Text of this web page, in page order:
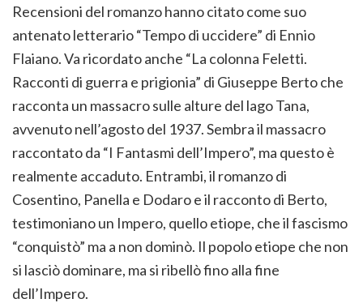
Recensioni del romanzo hanno citato come suo
antenato letterario “Tempo di uccidere” di Ennio
Flaiano. Va ricordato anche “La colonna Feletti.
Racconti di guerra e prigionia” di Giuseppe Berto che
racconta un massacro sulle alture del lago Tana,
avvenuto nell’agosto del 1937. Sembra il massacro
raccontato da “I Fantasmi dell’Impero”, ma questo è
realmente accaduto. Entrambi, il romanzo di
Cosentino, Panella e Dodaro e il racconto di Berto,
testimoniano un Impero, quello etiope, che il fascismo
“conquistò” ma a non dominò. Il popolo etiope che non
si lasciò dominare, ma si ribellò fino alla fine
dell’Impero.